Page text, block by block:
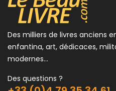
Des milliers de livres anciens
enfantina, art, dédicaces,
modernes...
Des questions ?